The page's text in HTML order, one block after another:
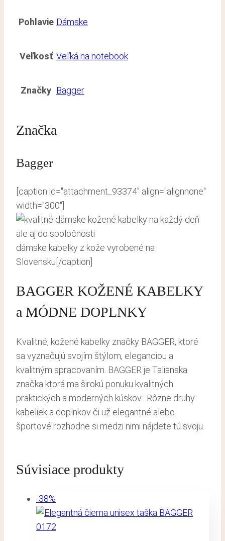
Pohlavie Dámske
Veľkosť Veľká na notebook
Značky Bagger
Značka
Bagger
[caption id="attachment_93374" align="alignnone"
width="300"]
dámske kabelky z kože vyrobené na
Slovensku[/caption]
BAGGER KOŽENÉ KABELKY
a MÓDNE DOPLNKY
Kvalitné, kožené kabelky značky BAGGER, ktoré
sa vyznačujú svojím štýlom, eleganciou a
kvalitným spracovaním. BAGGER je Talianska
značka ktorá ma širokú ponuku kvalitných
praktických a moderných kúskov. Rôzne druhy
kabeliek a doplnkov či už elegantné alebo
športové rozhodne si medzi nimi nájdete tú svoju.
Súvisiace produkty
-38%